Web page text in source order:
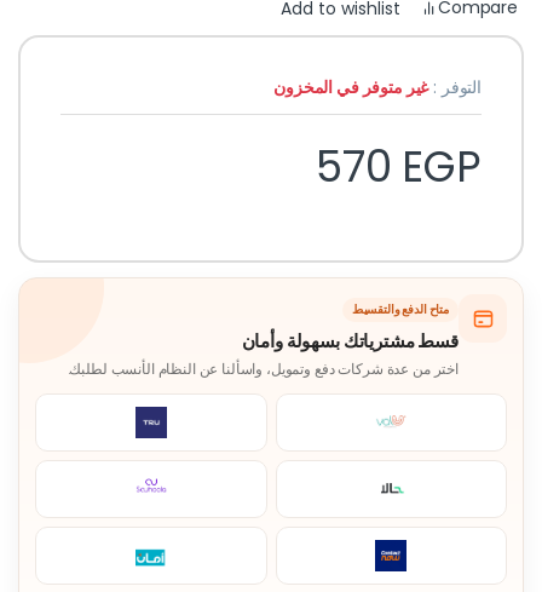
Compare
Add to wishlist
التوفر :غير متوفر في المخزون
570 EGP
متاح الدفع والتقسيط
قسط مشترياتك بسهولة وأمان
اختر من عدة شركات دفع وتمويل، واسألنا عن النظام الأنسب لطلبك.